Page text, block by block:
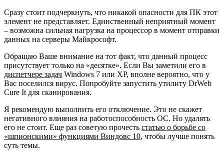
Сразу стоит подчеркнуть, что никакой опасности для ПК этот
элемент не представляет. Единственный неприятный момент
– возможна сильная нагрузка на процессор в момент отправки
данных на серверы Майкрософт.
Обращаю Ваше внимание на тот факт, что данный процесс
присутствует только на «десятке». Если Вы заметили его в
диспетчере задач Windows 7 или XP, вполне вероятно, что у
Вас поселился вирус. Попробуйте запустить утилиту DrWeb
Cure It для сканирования.
Я рекомендую выполнить его отключение. Это не скажет
негативного влияния на работоспособность ОС. Но удалять
его не стоит. Еще раз советую прочесть статью о борьбе со
«шпионскими» функциями Виндовс 10, чтобы лучше понять
суть темы.